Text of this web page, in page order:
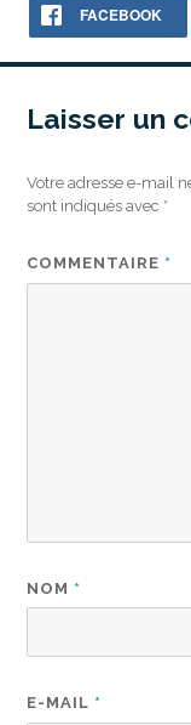
FACEBOOK
Laisser un
Votre adresse e-mail
sont indiqués avec *
COMMENTAIRE *
NOM *
E-MAIL *